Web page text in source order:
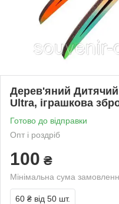
Дерев'яний Дитячий
Ultra, іграшкова
Готово до відправки
Опт і роздріб
100 ₴
Мінімальна сума
60 ₴ від 50 шт.